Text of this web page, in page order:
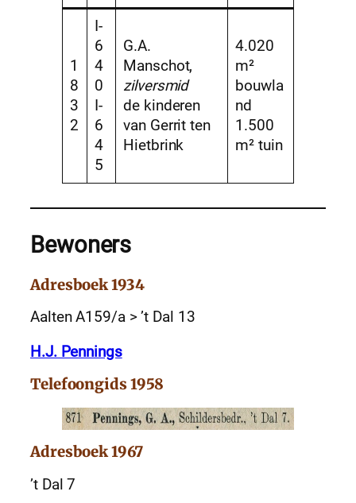
1
8
3
2
I-
6
4
0
I-
6
4
5
G.A.
Manschot,
zilversmid
de kinderen
van Gerrit ten
Hietbrink
4.020
m²
bouwla
nd
1.500
m² tuin
Bewoners
Adresboek 1934
Aalten A159/a > ’t Dal 13
H.J. Pennings
Telefoongids 1958
Adresboek 1967
’t Dal 7